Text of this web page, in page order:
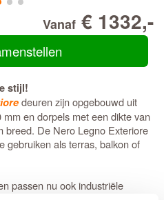
Vanaf € 1332,-
stijl!
deuren zijn opgebouwd uit
en dorpels met een dikte van
breed. De Nero Legno Exteriore
gebruiken als terras, balkon of
passen nu ook industriële